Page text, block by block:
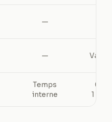
—
—
Temps
interne
1 500